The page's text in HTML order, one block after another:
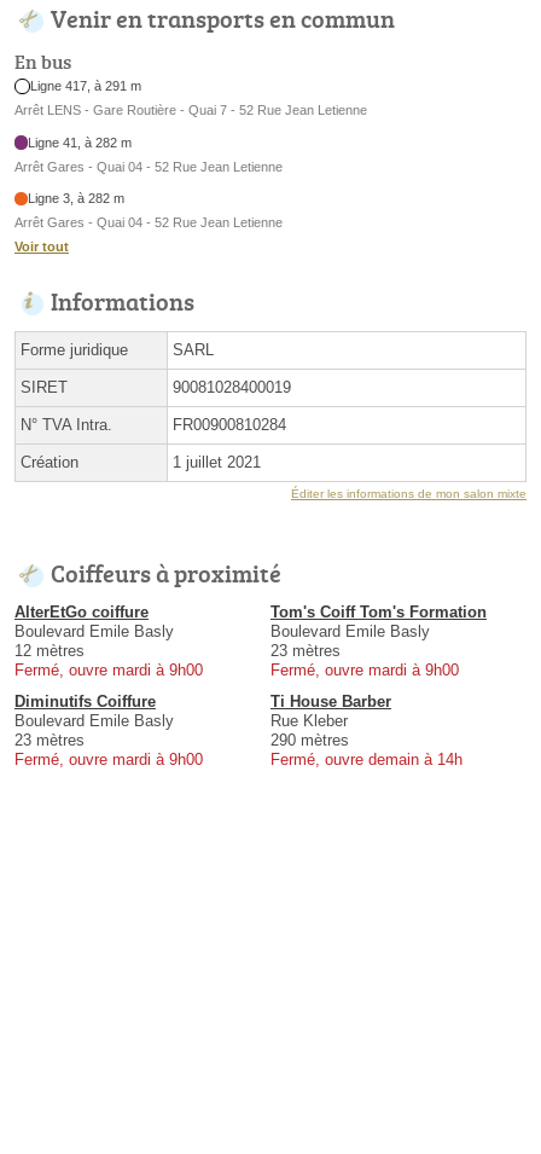
Venir en transports en commun
En bus
Ligne 417, à 291 m
Arrêt LENS - Gare Routière - Quai 7 - 52 Rue Jean Letienne
Ligne 41, à 282 m
Arrêt Gares - Quai 04 - 52 Rue Jean Letienne
Ligne 3, à 282 m
Arrêt Gares - Quai 04 - 52 Rue Jean Letienne
Voir tout
Informations
Forme juridique SARL
SIRET 90081028400019
N° TVA Intra. FR00900810284
Création 1 juillet 2021
Éditer les informations de mon salon mixte
Coiffeurs à proximité
AlterEtGo coiffure
Boulevard Emile Basly
12 mètres
Fermé, ouvre mardi à 9h00
Tom's Coiff Tom's Formation
Boulevard Emile Basly
23 mètres
Fermé, ouvre mardi à 9h00
Diminutifs Coiffure
Boulevard Emile Basly
23 mètres
Fermé, ouvre mardi à 9h00
Ti House Barber
Rue Kleber
290 mètres
Fermé, ouvre demain à 14h